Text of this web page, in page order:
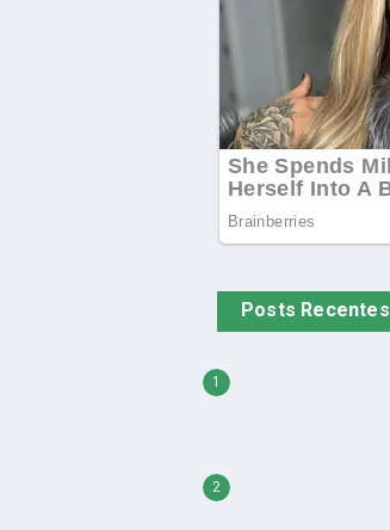
Posts Recentes
1
2